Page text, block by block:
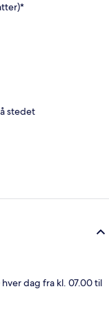
stedet
dag fra kl. 07.00 til